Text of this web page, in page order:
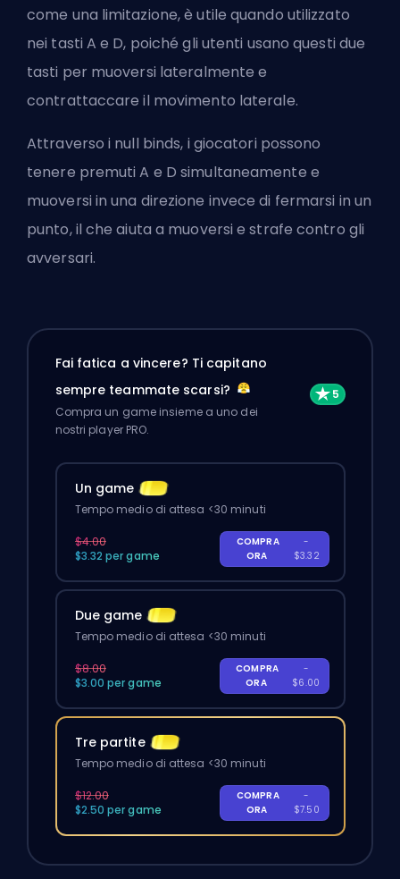
come una limitazione, è utile quando utilizzato
nei tasti A e D, poiché gli utenti usano questi due
tasti per muoversi lateralmente e
contrattaccare il movimento laterale.
Attraverso i null binds, i giocatori possono
tenere premuti A e D simultaneamente e
muoversi in una direzione invece di fermarsi in un
punto, il che aiuta a muoversi e strafe contro gli
avversari.
Fai fatica a vincere? Ti capitano
sempre teammate scarsi?
Compra un game insieme a uno dei
nostri player PRO.
Un game
Tempo medio di attesa <30 minuti
$4.00
$3.32 per game
COMPRA
ORA
-
$3.32
Due game
Tempo medio di attesa <30 minuti
$8.00
$3.00 per game
COMPRA
ORA
-
$6.00
Tre partite
Tempo medio di attesa <30 minuti
$12.00
$2.50 per game
COMPRA
ORA
-
$7.50